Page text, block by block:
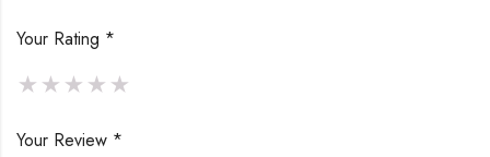
Your Rating *
Your Review *